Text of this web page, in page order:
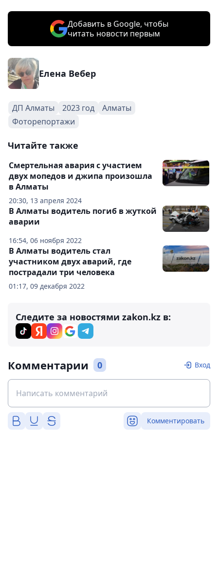
Добавить в Google, чтобы
читать новости первым
Елена Вебер
ДП Алматы 2023 год
Алматы
Фоторепортажи
Читайте также
20:30, 13 апреля 2024
Смертельная авария с участием
двух мопедов и джипа произошла
в Алматы
16:54, 06 ноября 2022
В Алматы водитель погиб в жуткой
аварии
01:17, 09 декабря 2022
В Алматы водитель стал
участником двух аварий, где
пострадали три человека
Следите за новостями zakon.kz в:
Комментарии 0 Вход
Комментировать